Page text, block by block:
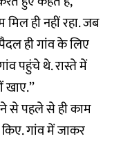
मिल ही नहीं रहा. जब
ही गांव के लिए
पहुंचे थे. रास्ते में
से पहले से ही काम
गांव में जाकर